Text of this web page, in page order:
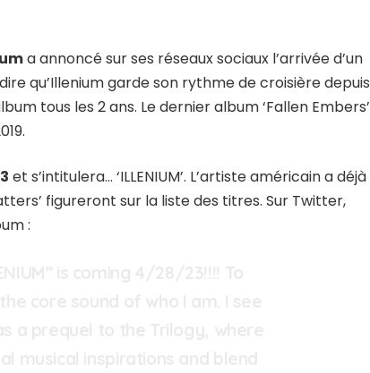
a annoncé sur ses réseaux sociaux l’arrivée d’un
qu’Illenium garde son rythme de croisière depuis
tous les 2 ans. Le dernier album ‘Fallen Embers’
et s’intitulera… ‘ILLENIUM’. L’artiste américain a déjà
figureront sur la liste des titres. Sur Twitter,
: